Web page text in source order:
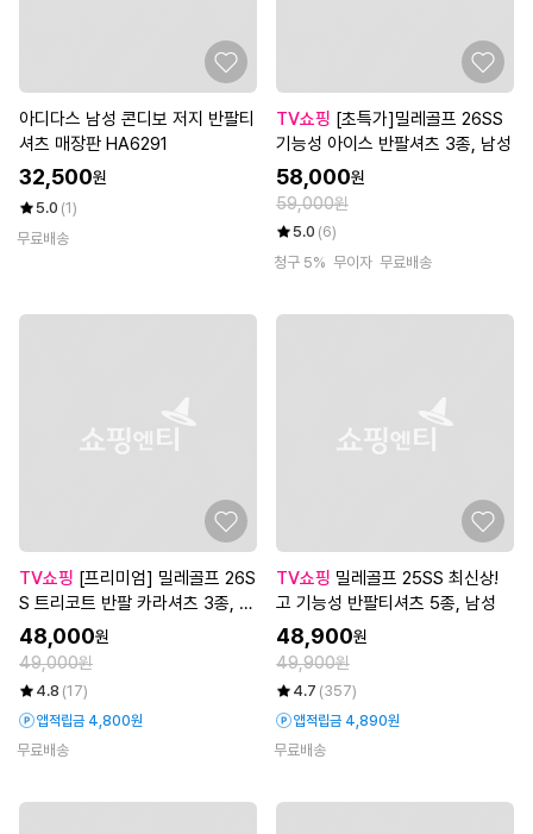
아디다스 남성 콘디보 저지 반팔티
셔츠 매장판 HA6291
32,500원
5.0 (1)
무료배송
TV쇼핑
기능성 아이스 반팔셔츠 3종, 남성
58,000원
59,000원
5.0 (6)
청구 5% 무이자 무료배송
TV쇼핑
S 트리코트 반팔 카라셔츠 3종, 남
성
48,000원
49,000원
4.8 (17)
앱적립금 4,800원
무료배송
TV쇼핑
고 기능성 반팔티셔츠 5종, 남성
48,900원
49,900원
4.7 (357)
앱적립금 4,890원
무료배송